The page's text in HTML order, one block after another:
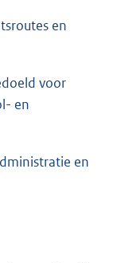
en
voor
en
en